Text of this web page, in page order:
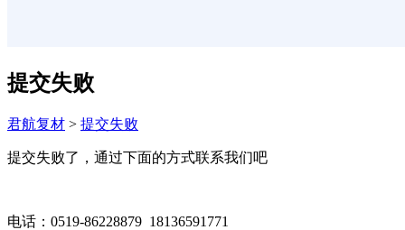
提交失败
君航复材 > 提交失败
提交失败了，通过下面的方式联系我们吧
电话：0519-86228879 18136591771